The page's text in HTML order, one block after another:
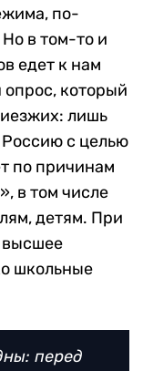
по-
в том-то и
едет к нам
опрос, который
лишь
Россию с целью
по причинам
в том числе
детям. При
высшее
школьные
перед